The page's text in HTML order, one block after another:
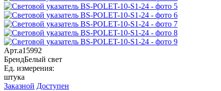
Арт.a15992
БрендБелый свет
Ед. измерения:
штука
Заказной Доступен